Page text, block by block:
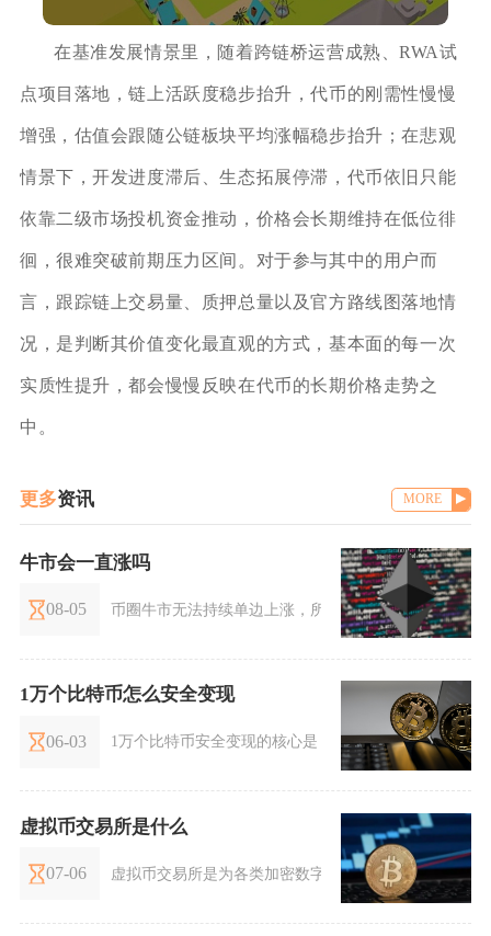
在基准发展情景里，随着跨链桥运营成熟、RWA试
点项目落地，链上活跃度稳步抬升，代币的刚需性慢慢
增强，估值会跟随公链板块平均涨幅稳步抬升；在悲观
情景下，开发进度滞后、生态拓展停滞，代币依旧只能
依靠二级市场投机资金推动，价格会长期维持在低位徘
徊，很难突破前期压力区间。对于参与其中的用户而
言，跟踪链上交易量、质押总量以及官方路线图落地情
况，是判断其价值变化最直观的方式，基本面的每一次
实质性提升，都会慢慢反映在代币的长期价格走势之
中。
更多资讯 MORE
牛市会一直涨吗
08-05 币圈牛市无法持续单边上涨，所有上涨行情都会出现阶
1万个比特币怎么安全变现
06-03 1万个比特币安全变现的核心是：持牌机构OTC大宗交
虚拟币交易所是什么
07-06 虚拟币交易所是为各类加密数字资产提供订单撮合、资